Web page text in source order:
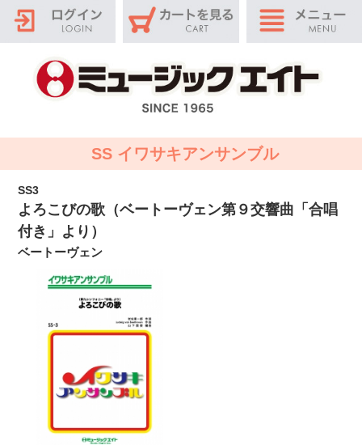
SS イワサキアンサンブル
SS3
よろこびの歌（ベートーヴェン第９交響曲「合唱
付き」より）
ベートーヴェン